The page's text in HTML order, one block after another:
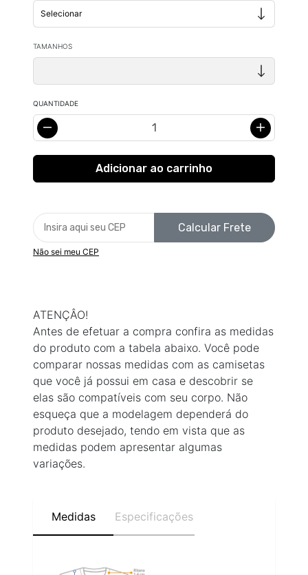
TAMANHOS
QUANTIDADE
Calcular Frete
Não sei meu CEP
ATENÇÂO!
Antes de efetuar a compra confira as medidas
do produto com a tabela abaixo. Você pode
comparar nossas medidas com as camisetas
que você já possui em casa e descobrir se
elas são compatíveis com seu corpo. Não
esqueça que a modelagem dependerá do
produto desejado, tendo em vista que as
medidas podem apresentar algumas
variações.
Medidas Especificações